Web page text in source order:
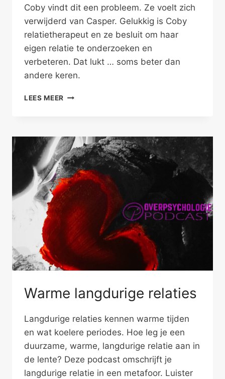
Coby vindt dit een probleem. Ze voelt zich
verwijderd van Casper. Gelukkig is Coby
relatietherapeut en ze besluit om haar
eigen relatie te onderzoeken en
verbeteren. Dat lukt … soms beter dan
andere keren.
LEES MEER LIEF,
(N)IETS
MEER
TE
MELDEN
Warme langdurige relaties
Langdurige relaties kennen warme tijden
en wat koelere periodes. Hoe leg je een
duurzame, warme, langdurige relatie aan in
de lente? Deze podcast omschrijft je
langdurige relatie in een metafoor. Luister